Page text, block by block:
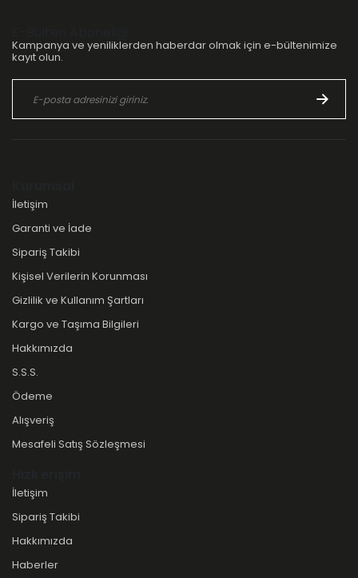
Kampanya ve yeniliklerden haberdar olmak için e-bültenimize
kayıt olun.
İletişim
Garanti ve İade
Sipariş Takibi
Kişisel Verilerin Korunması
Gizlilik ve Kullanım Şartları
Kargo ve Taşıma Bilgileri
Hakkımızda
S.S.S.
Ödeme
Alışveriş
Mesafeli Satış Sözleşmesi
İletişim
Sipariş Takibi
Hakkımızda
Haberler